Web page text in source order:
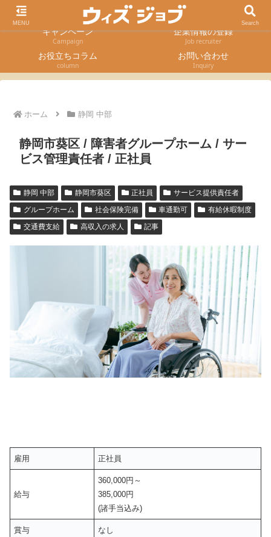
Job Search
採用エントリー
キャンペーン
Campaign
企業情報の登録
Job recruiter
お役立ちコラム
column
お問い合わせ
Inquiry
ホーム 静岡 中部
静岡市葵区 / 障害者グループホーム / サー
ビス管理責任者 / 正社員
静岡 中部 静岡市葵区 正社員
サービス提供責任者
グループホーム
社会保険完備 車通勤可
有給休暇制度
交通費支給
高収入の求人 記事
雇用 正社員
給与
360,000円～
385,000円
(諸手当込み)
賞与 なし
MENU Search